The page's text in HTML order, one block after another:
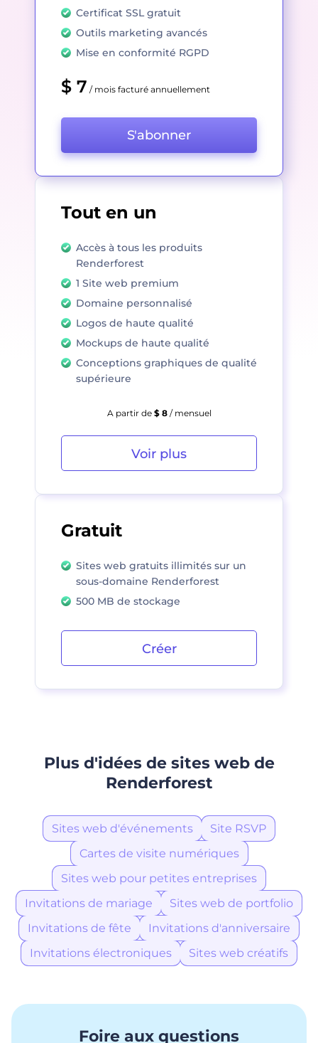
Gratuit
Sites web gratuits illimités sur un
sous-domaine Renderforest
500 MB de stockage
Créer
Certificat SSL gratuit
Outils marketing avancés
Mise en conformité RGPD
$ 7 / mois facturé annuellement
S'abonner
Tout en un
Accès à tous les produits
Renderforest
1 Site web premium
Domaine personnalisé
Logos de haute qualité
Mockups de haute qualité
Conceptions graphiques de qualité
supérieure
A partir de $ 8/ mensuel
Voir plus
Plus d'idées de sites web de
Renderforest
Sites web d'événements
Site RSVP
Cartes de visite numériques
Sites web pour petites entreprises
Invitations de mariage
Sites web de portfolio
Invitations de fête
Invitations d'anniversaire
Invitations électroniques
Sites web créatifs
Foire aux questions